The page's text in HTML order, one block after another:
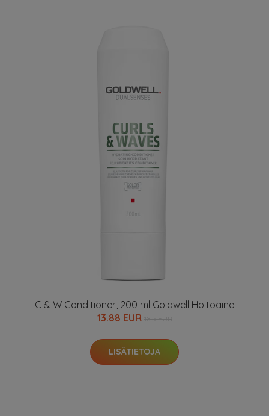
C & W Conditioner, 200 ml Goldwell Hoitoaine
13.88 EUR
LISÄTIETOJA